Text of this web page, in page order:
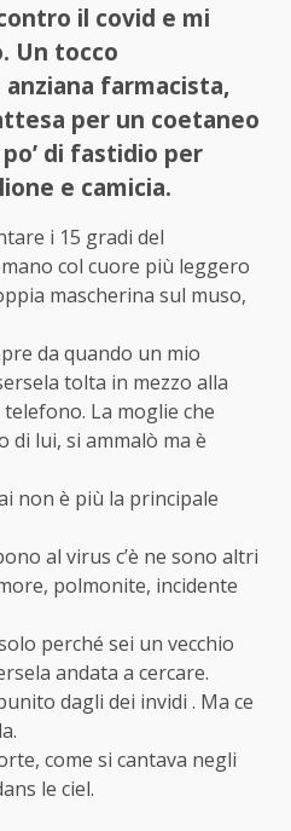
il covid e mi
Un tocco
farmacista,
per un coetaneo
di fastidio per
e camicia.
i 15 gradi del
col cuore più leggero
mascherina sul muso,
da quando un mio
tolta in mezzo alla
La moglie che
di lui, si ammalò ma è
non è più la principale
al virus c’è ne sono altri
polmonite, incidente
perché sei un vecchio
andata a cercare.
dagli dei invidi . Ma ce
come si cantava negli
le ciel.